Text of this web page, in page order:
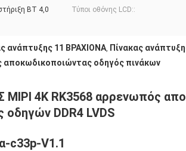
BT 4,0
Τύποι οθόνης LCD::
ανάπτυξης 11 ΒΡΑΧΙΟΝΑ Πίνακας
αποκωδικοποιώντας οδηγός πινάκων
4K RK3568 αρρενωπός
DDR4 LVDS
c33p-V1.1